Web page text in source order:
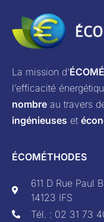
La mission d’
l’efficacité
nombre au travers
ingénieuses et
ÉCOMÉTHODES
611 D Rue Paul
14123 IFS
Tél. : 02 31 73